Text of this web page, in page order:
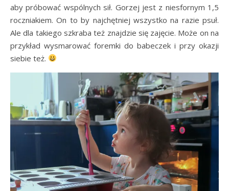
aby próbować wspólnych sił. Gorzej jest z niesfornym 1,5
roczniakiem. On to by najchętniej wszystko na razie psuł.
Ale dla takiego szkraba też znajdzie się zajęcie. Może on na
przykład wysmarować foremki do babeczek i przy okazji
siebie też.